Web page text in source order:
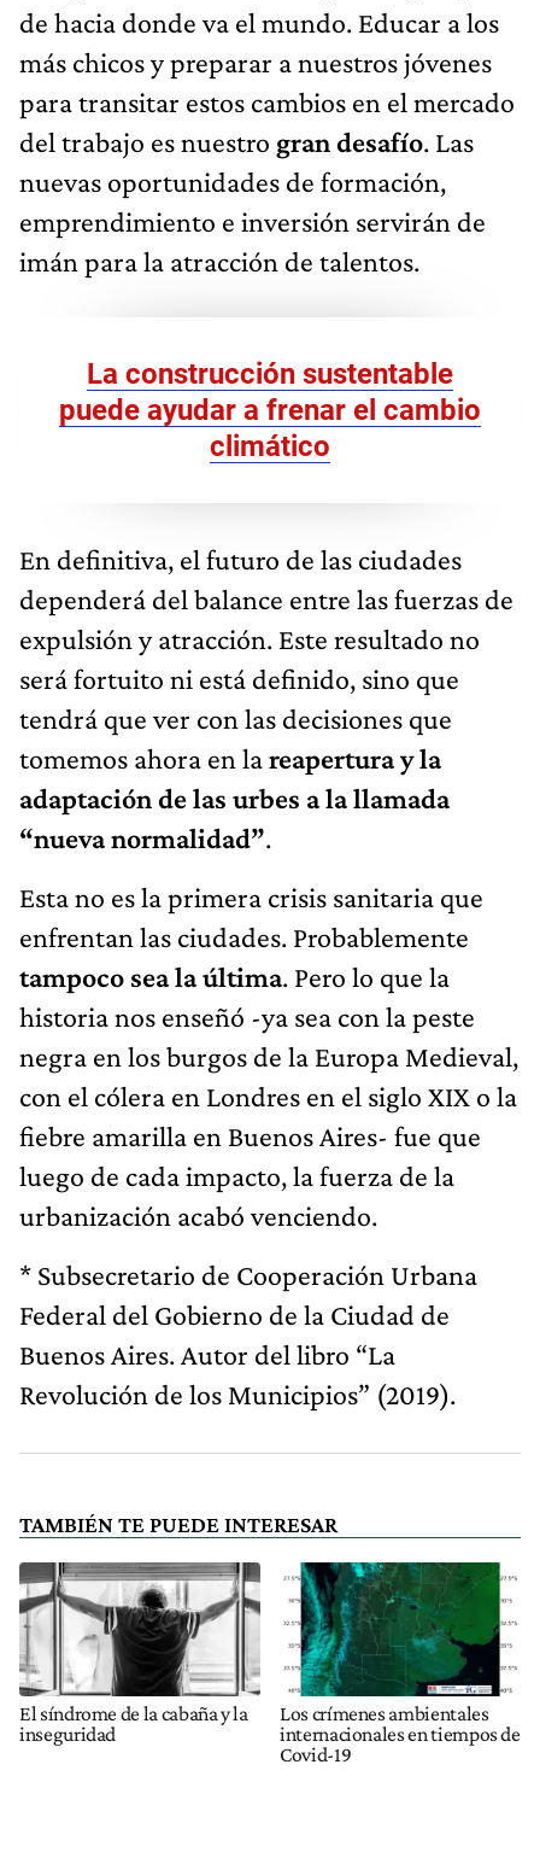
de hacia donde va el mundo. Educar a los
más chicos y preparar a nuestros jóvenes
para transitar estos cambios en el mercado
del trabajo es nuestro gran desafío. Las
nuevas oportunidades de formación,
emprendimiento e inversión servirán de
imán para la atracción de talentos.
La construcción sustentable
puede ayudar a frenar el cambio
climático
En definitiva, el futuro de las ciudades
dependerá del balance entre las fuerzas de
expulsión y atracción. Este resultado no
será fortuito ni está definido, sino que
tendrá que ver con las decisiones que
tomemos ahora en lareapertura y la
adaptación de las urbes a la llamada
“nueva normalidad”.
Esta no es la primera crisis sanitaria que
enfrentan las ciudades. Probablemente
tampoco sea la última. Pero lo que la
historia nos enseñó -ya sea con la peste
negra en los burgos de la Europa Medieval,
con el cólera en Londres en el siglo XIX o la
fiebre amarilla en Buenos Aires- fue que
luego de cada impacto, la fuerza de la
urbanización acabó venciendo.
* Subsecretario de Cooperación Urbana
Federal del Gobierno de la Ciudad de
Buenos Aires. Autor del libro “La
Revolución de los Municipios” (2019).
TAMBIÉN TE PUEDE INTERESAR
El síndrome de la cabaña y la
inseguridad
Los crímenes ambientales
internacionales en tiempos de
Covid-19